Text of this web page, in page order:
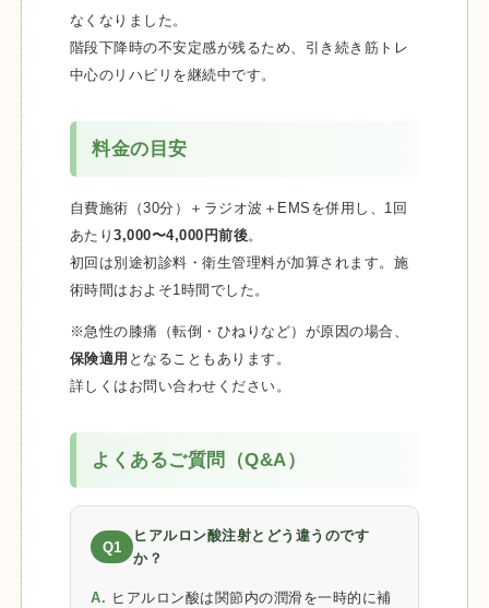
なくなりました。
階段下降時の不安定感が残るため、引き続き筋トレ
中心のリハビリを継続中です。
料金の目安
自費施術（30分）＋ラジオ波＋EMSを併用し、1回
あたり3,000〜4,000円前後。
初回は別途初診料・衛生管理料が加算されます。施
術時間はおよそ1時間でした。
※急性の膝痛（転倒・ひねりなど）が原因の場合、
保険適用 となることもあります。
詳しくはお問い合わせください。
よくあるご質問（Q&A）
Q1
ヒアルロン酸注射とどう違うのです
か？
A. ヒアルロン酸は関節内の潤滑を一時的に補